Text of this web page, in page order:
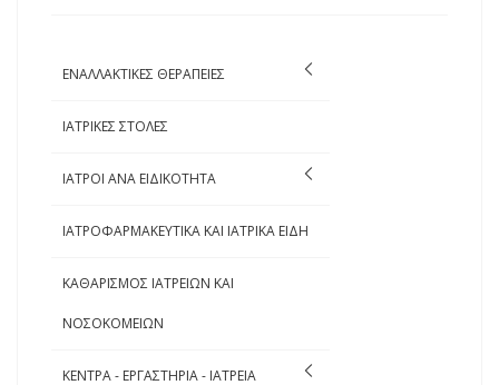
ΕΝΑΛΛΑΚΤΙΚΕΣ ΘΕΡΑΠΕΙΕΣ
ΙΑΤΡΙΚΕΣ ΣΤΟΛΕΣ
ΙΑΤΡΟΙ ΑΝΑ ΕΙΔΙΚΟΤΗΤΑ
ΙΑΤΡΟΦΑΡΜΑΚΕΥΤΙΚΑ ΚΑΙ ΙΑΤΡΙΚΑ ΕΙΔΗ
ΚΑΘΑΡΙΣΜΟΣ ΙΑΤΡΕΙΩΝ ΚΑΙ
ΝΟΣΟΚΟΜΕΙΩΝ
ΚΕΝΤΡΑ - ΕΡΓΑΣΤΗΡΙΑ - ΙΑΤΡΕΙΑ